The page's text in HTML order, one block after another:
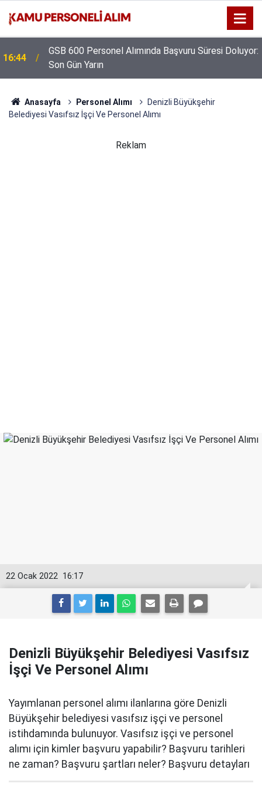
16:44
GSB 600 Personel Alımında Başvuru Süresi Doluyor:
Son Gün Yarın
Anasayfa Personel Alımı
Denizli Büyükşehir
Belediyesi Vasıfsız İşçi Ve Personel Alımı
Reklam
16:17
22 Ocak 2022
Denizli Büyükşehir Belediyesi Vasıfsız
İşçi Ve Personel Alımı
Yayımlanan personel alımı ilanlarına göre Denizli
Büyükşehir belediyesi vasıfsız işçi ve personel
istihdamında bulunuyor. Vasıfsız işçi ve personel
alımı için kimler başvuru yapabilir? Başvuru tarihleri
ne zaman? Başvuru şartları neler? Başvuru detayları